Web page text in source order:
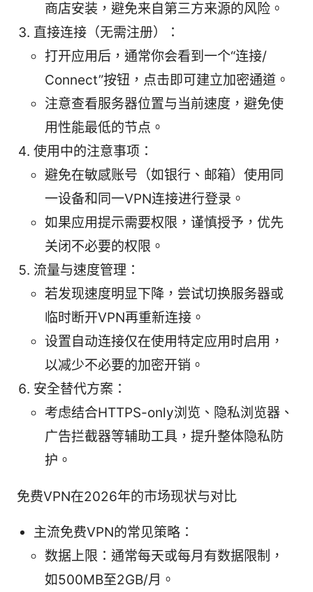
商店安装，避免来自第三方来源的风险。
直接连接（无需注册）：
打开应用后，通常你会看到一个“连接/
Connect”按钮，点击即可建立加密通道。
注意查看服务器位置与当前速度，避免使
用性能最低的节点。
使用中的注意事项：
避免在敏感账号（如银行、邮箱）使用同
一设备和同一VPN连接进行登录。
如果应用提示需要权限，谨慎授予，优先
关闭不必要的权限。
流量与速度管理：
若发现速度明显下降，尝试切换服务器或
临时断开VPN再重新连接。
设置自动连接仅在使用特定应用时启用，
以减少不必要的加密开销。
安全替代方案：
考虑结合HTTPS-only浏览、隐私浏览器、
广告拦截器等辅助工具，提升整体隐私防
护。
免费VPN在2026年的市场现状与对比
主流免费VPN的常见策略：
数据上限：通常每天或每月有数据限制，
如500MB至2GB/月。